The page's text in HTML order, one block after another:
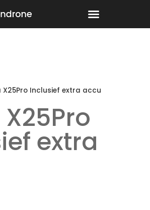
X25Pro Inclusief extra accu
extra